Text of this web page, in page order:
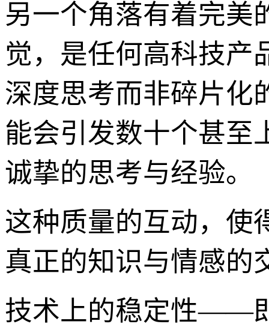
另一个角落有着完美
觉，是任何高科技产
深度思考而非碎片化
能会引发数十个甚至
诚挚的思考与经验。
这种质量的互动，使
真正的知识与情感的
技术上的稳定性——